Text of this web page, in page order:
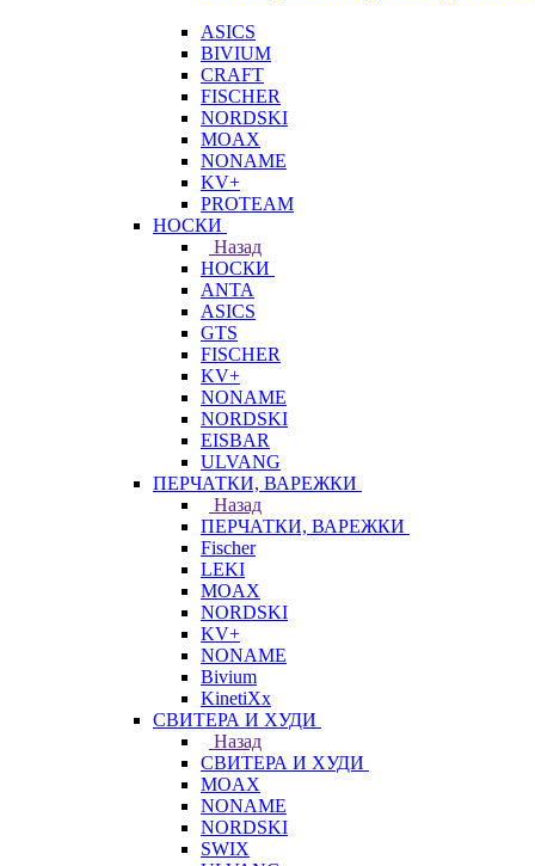
ASICS
BIVIUM
CRAFT
FISCHER
NORDSKI
MOAX
NONAME
KV+
PROTEAM
НОСКИ
Назад
НОСКИ
ANTA
ASICS
GTS
FISCHER
KV+
NONAME
NORDSKI
EISBAR
ULVANG
ПЕРЧАТКИ, ВАРЕЖКИ
Назад
ПЕРЧАТКИ, ВАРЕЖКИ
Fischer
LEKI
MOAX
NORDSKI
KV+
NONAME
Bivium
KinetiXx
СВИТЕРА И ХУДИ
Назад
СВИТЕРА И ХУДИ
MOAX
NONAME
NORDSKI
SWIX